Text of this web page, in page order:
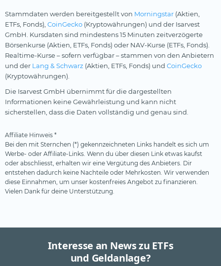
Stammdaten werden bereitgestellt von Morningstar (Aktien,
ETFs, Fonds), CoinGecko (Kryptowährungen) und der Isarvest
GmbH. Kursdaten sind mindestens 15 Minuten zeitverzögerte
Börsenkurse (Aktien, ETFs, Fonds) oder NAV-Kurse (ETFs, Fonds).
Realtime-Kurse – sofern verfügbar – stammen von den Anbietern
und der Lang & Schwarz (Aktien, ETFs, Fonds) und CoinGecko
(Kryptowährungen).
Die Isarvest GmbH übernimmt für die dargestellten
Informationen keine Gewährleistung und kann nicht
sicherstellen, dass die Daten vollständig und genau sind.
Affiliate Hinweis *
Bei den mit Sternchen (*) gekennzeichneten Links handelt es sich um
Werbe- oder Affiliate-Links. Wenn du über diesen Link etwas kaufst
oder abschliesst, erhalten wir eine Vergütung des Anbieters. Dir
entstehen dadurch keine Nachteile oder Mehrkosten. Wir verwenden
diese Einnahmen, um unser kostenfreies Angebot zu finanzieren.
Vielen Dank für deine Unterstützung.
Interesse an News zu ETFs
und Geldanlage?